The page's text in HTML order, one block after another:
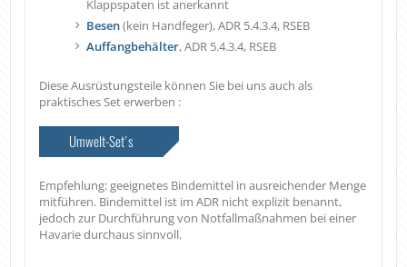
Klappspaten ist anerkannt
Besen(kein Handfeger), ADR 5.4.3.4, RSEB
Auffangbehälter,ADR 5.4.3.4, RSEB
Diese Ausrüstungsteile können Sie bei uns auch als
praktisches Set erwerben :
Umwelt-Set´s
Empfehlung: geeignetes Bindemittel in ausreichender Menge
mitführen. Bindemittel ist im ADR nicht explizit benannt,
jedoch zur Durchführung von Notfallmaßnahmen bei einer
Havarie durchaus sinnvoll.